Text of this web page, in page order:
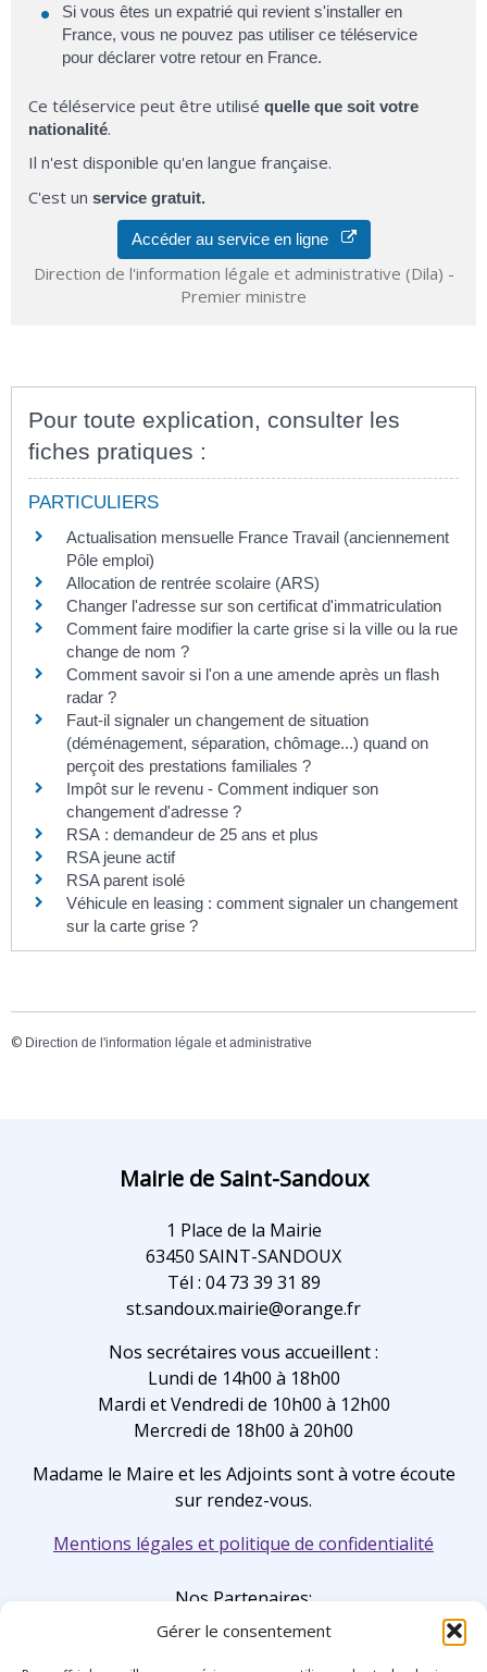
Gérer le consentement
Si vous êtes un expatrié qui revient s'installer en
France, vous ne pouvez pas utiliser ce téléservice
pour déclarer votre retour en France.
Ce téléservice peut être utilisé quelle que soit votre
nationalité.
Il n'est disponible qu'en langue française.
C'est un service gratuit.
Accéder au service en ligne
Direction de l'information légale et administrative (Dila) -
Premier ministre
Pour toute explication, consulter les
fiches pratiques :
PARTICULIERS
Actualisation mensuelle France Travail (anciennement
Pôle emploi)
Allocation de rentrée scolaire (ARS)
Changer l'adresse sur son certificat d'immatriculation
Comment faire modifier la carte grise si la ville ou la rue
change de nom ?
Comment savoir si l'on a une amende après un flash
radar ?
Faut-il signaler un changement de situation
(déménagement, séparation, chômage...) quand on
perçoit des prestations familiales ?
Impôt sur le revenu - Comment indiquer son
changement d'adresse ?
RSA : demandeur de 25 ans et plus
RSA jeune actif
RSA parent isolé
Véhicule en leasing : comment signaler un changement
sur la carte grise ?
© Direction de l'information légale et administrative
Mairie de Saint-Sandoux
1 Place de la Mairie
63450 SAINT-SANDOUX
Tél : 04 73 39 31 89
st.sandoux.mairie@orange.fr
Nos secrétaires vous accueillent :
Lundi de 14h00 à 18h00
Mardi et Vendredi de 10h00 à 12h00
Mercredi de 18h00 à 20h00
Madame le Maire et les Adjoints sont à votre écoute
sur rendez-vous.
Mentions légales et politique de confidentialité
Nos Partenaires: